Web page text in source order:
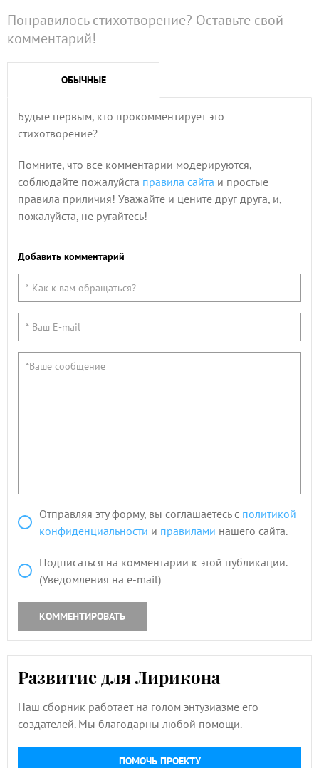
Понравилось стихотворение? Оставьте свой
комментарий!
ОБЫЧНЫЕ
Будьте первым, кто прокомментирует это
стихотворение?
Помните, что все комментарии модерируются,
соблюдайте пожалуйста правила сайта и простые
правила приличия! Уважайте и цените друг друга, и,
пожалуйста, не ругайтесь!
Добавить комментарий
Отправляя эту форму, вы соглашаетесь с политикой
конфиденциальности и правилами нашего сайта.
Подписаться на комментарии к этой публикации.
(Уведомления на e-mail)
КОММЕНТИРОВАТЬ
Развитие для Лирикона
Наш сборник работает на голом энтузиазме его
создателей. Мы благодарны любой помощи.
ПОМОЧЬ ПРОЕКТУ